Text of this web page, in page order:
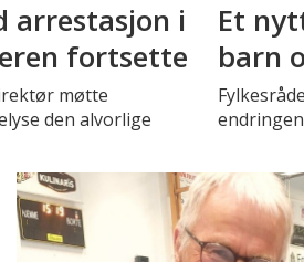
arrestasjon i
fortsette
møtte
den alvorlige
Et
barn